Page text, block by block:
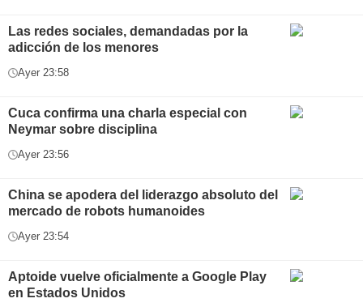
Las redes sociales, demandadas por la
adicción de los menores
Ayer 23:58
Cuca confirma una charla especial con
Neymar sobre disciplina
Ayer 23:56
China se apodera del liderazgo absoluto del
mercado de robots humanoides
Ayer 23:54
Aptoide vuelve oficialmente a Google Play
en Estados Unidos